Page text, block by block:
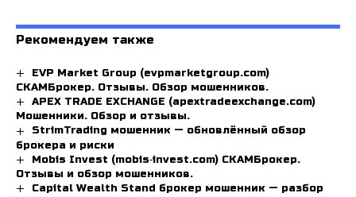
Рекомендуем также
EVP Market Group (evpmarketgroup.com)
СКАМБрокер. Отзывы. Обзор мошенников.
APEX TRADE EXCHANGE (apextradeexchange.com)
Мошенники. Обзор и отзывы.
StrimTrading мошенник — обновлённый обзор
брокера и риски
Mobis Invest (mobis‑invest.com) СКАМБрокер.
Отзывы и обзор мошенников.
Capital Wealth Stand брокер мошенник — разбор